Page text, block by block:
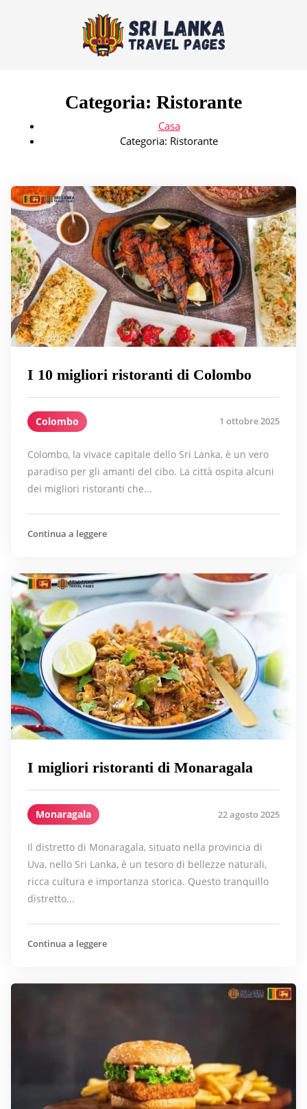
Categoria: Ristorante
Casa
Categoria: Ristorante
I 10 migliori ristoranti di Colombo
Colombo 1 ottobre 2025
Colombo, la vivace capitale dello Sri Lanka, è un vero
paradiso per gli amanti del cibo. La città ospita alcuni
dei migliori ristoranti che...
Continua a leggere
I migliori ristoranti di Monaragala
Monaragala 22 agosto 2025
Il distretto di Monaragala, situato nella provincia di
Uva, nello Sri Lanka, è un tesoro di bellezze naturali,
ricca cultura e importanza storica. Questo tranquillo
distretto...
Continua a leggere